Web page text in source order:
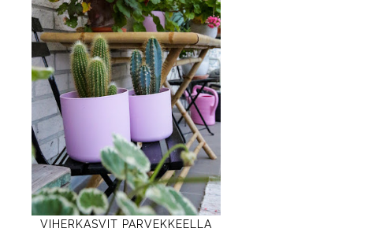
VIHERKASVIT PARVEKKEELLA